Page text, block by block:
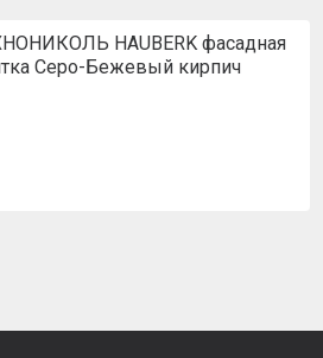
HAUBERK фасадная
Серо-Бежевый кирпич